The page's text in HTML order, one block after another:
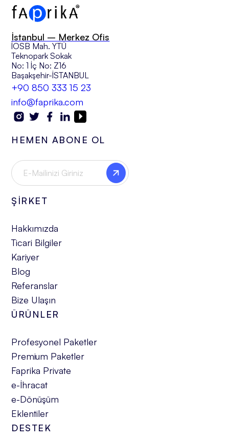
İstanbul – Merkez Ofis
İOSB Mah. YTÜ
Teknopark Sokak
No: 1 İç No: Z16
Başakşehir-İSTANBUL
+90 850 333 15 23
info@faprika.com
HEMEN ABONE OL
ŞİRKET
Hakkımızda
Ticari Bilgiler
Kariyer
Blog
Referanslar
Bize Ulaşın
ÜRÜNLER
Profesyonel Paketler
Premium Paketler
Faprika Private
e-İhracat
e-Dönüşüm
Eklentiler
DESTEK